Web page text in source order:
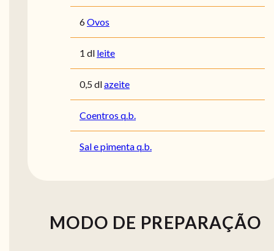
6Ovos
1 dl leite
0,5 dlazeite
Coentros q.b.
Sal e pimenta q.b.
MODO DE PREPARAÇÃO